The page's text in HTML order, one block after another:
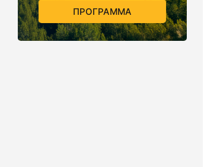
ПРОГРАММА